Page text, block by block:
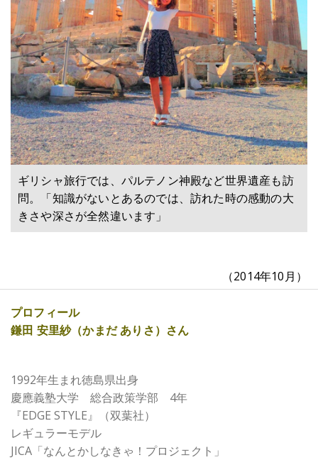
ギリシャ旅行では、パルテノン神殿など世界遺産も訪
問。「知識がないとあるのでは、訪れた時の感動の大
きさや深さが全然違います」
（2014年10月）
プロフィール
鎌田 安里紗（かまだ ありさ）さん
1992年生まれ徳島県出身
慶應義塾大学 総合政策学部 4年
『EDGE STYLE』（双葉社）
レギュラーモデル
JICA「なんとかしなきゃ！プロジェクト」